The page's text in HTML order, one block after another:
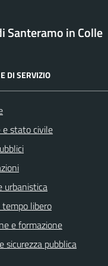
Santeramo in Colle
DI SERVIZIO
e stato civile
urbanistica
libero
e formazione
sicurezza pubblica